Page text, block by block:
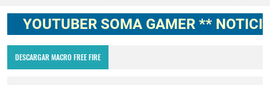
FREE FIRE JORNAL FECHA CUENTA CREADA EN FREE FIRE
YOUTUBER SOMA GAMER ** NOTICIAS,
DESCARGAR MACRO FREE FIRE